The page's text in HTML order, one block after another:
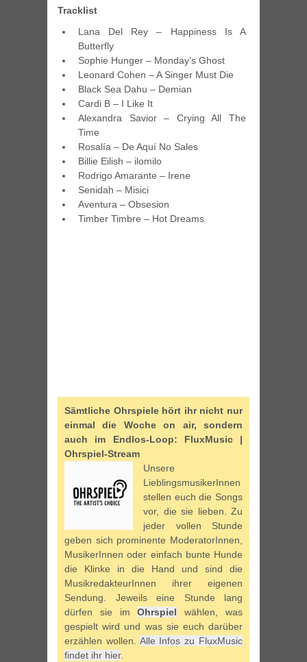
Tracklist
Lana Del Rey – Happiness Is A
Butterfly
Sophie Hunger – Monday’s Ghost
Leonard Cohen – A Singer Must Die
Black Sea Dahu – Demian
Cardi B – I Like It
Alexandra Savior – Crying All The
Time
Rosalía – De Aquí No Sales
Billie Eilish – ilomilo
Rodrigo Amarante – Irene
Senidah – Misici
Aventura – Obsesion
Timber Timbre – Hot Dreams
Sämtliche Ohrspiele hört ihr nicht nur
einmal die Woche on air, sondern
auch im Endlos-Loop: FluxMusic |
Ohrspiel-Stream
Unsere
LieblingsmusikerInnen
stellen euch die Songs
vor, die sie lieben. Zu
jeder vollen Stunde
geben sich prominente ModeratorInnen,
MusikerInnen oder einfach bunte Hunde
die Klinke in die Hand und sind die
MusikredakteurInnen ihrer eigenen
Sendung. Jeweils eine Stunde lang
dürfen sie imOhrspiel wählen, was
gespielt wird und was sie euch darüber
erzählen wollen. Alle Infos zu FluxMusic
findet ihr hier.